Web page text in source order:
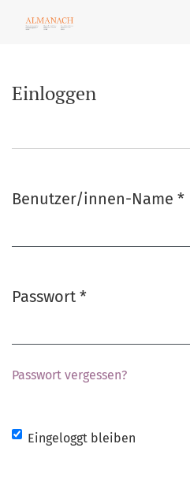
Einloggen
Benutzer/innen-Name *
Passwort *
Passwort vergessen?
Eingeloggt bleiben